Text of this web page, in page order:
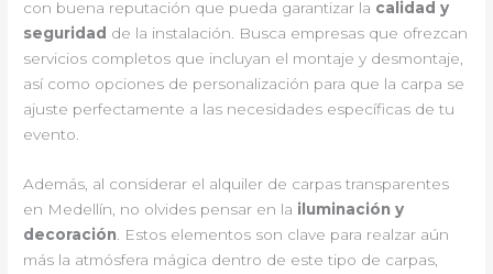
con buena reputación que pueda garantizar la calidad y
seguridad de la instalación. Busca empresas que ofrezcan
servicios completos que incluyan el montaje y desmontaje,
así como opciones de personalización para que la carpa se
ajuste perfectamente a las necesidades específicas de tu
evento.
Además, al considerar el alquiler de carpas transparentes
en Medellín, no olvides pensar en la iluminación y
decoración . Estos elementos son clave para realzar aún
más la atmósfera mágica dentro de este tipo de carpas,